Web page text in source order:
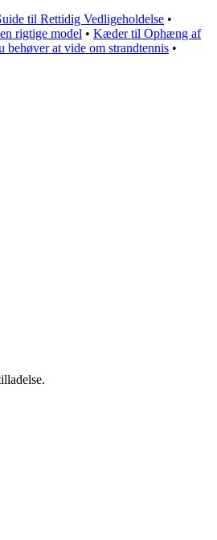
til Rettidig Vedligeholdelse •
rigtige model • Kæder til Ophæng af
behøver at vide om strandtennis •